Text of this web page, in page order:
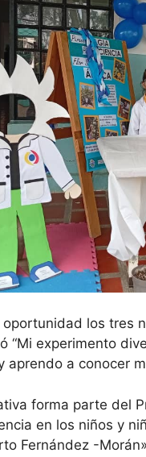
oportunidad los tres
“Mi experimento
aprendo a conocer
forma parte del
en los niños y
Fernández -